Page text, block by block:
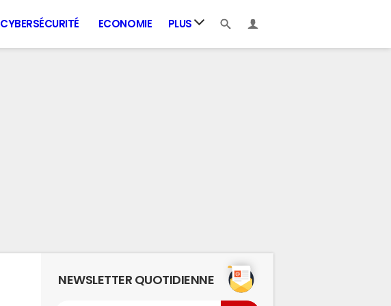
CYBERSÉCURITÉ ECONOMIE PLUS
NEWSLETTER QUOTIDIENNE